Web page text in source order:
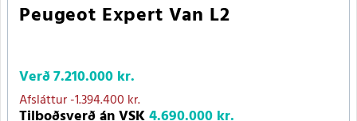
Peugeot Expert Van L2
Verð7.210.000 kr.
Afsláttur-1.394.400 kr.